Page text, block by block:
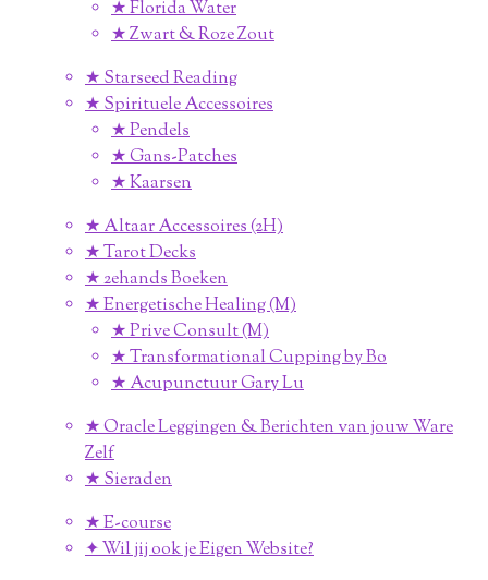
★ Florida Water
★ Zwart & Roze Zout
★ Starseed Reading
★ Spirituele Accessoires
★ Pendels
★ Gans-Patches
★ Kaarsen
★ Altaar Accessoires (2H)
★ Tarot Decks
★ 2ehands Boeken
★ Energetische Healing (M)
★ Prive Consult (M)
★ Transformational Cupping by Bo
★ Acupunctuur Gary Lu
★ Oracle Leggingen & Berichten van jouw Ware
Zelf
★ Sieraden
★ E-course
✦ Wil jij ook je Eigen Website?